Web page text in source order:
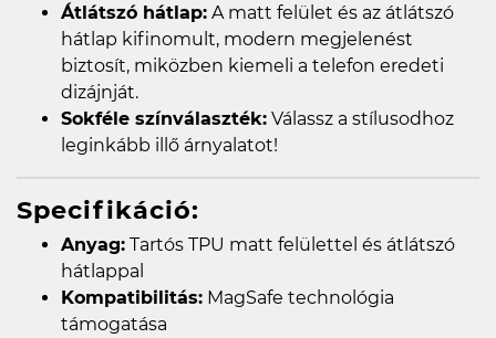
Átlátszó hátlap: A matt felület és az átlátszó
hátlap kifinomult, modern megjelenést
biztosít, miközben kiemeli a telefon eredeti
dizájnját.
Sokféle színválaszték: Válassz a stílusodhoz
leginkább illő árnyalatot!
Specifikáció:
Anyag: Tartós TPU matt felülettel és átlátszó
hátlappal
Kompatibilitás: MagSafe technológia
támogatása